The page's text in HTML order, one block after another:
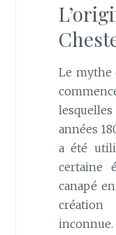
Le mythe
années
a été
certaine
canapé